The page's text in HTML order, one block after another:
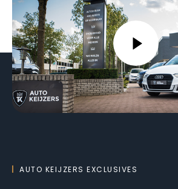
AUTO KEIJZERS EXCLUSIVES